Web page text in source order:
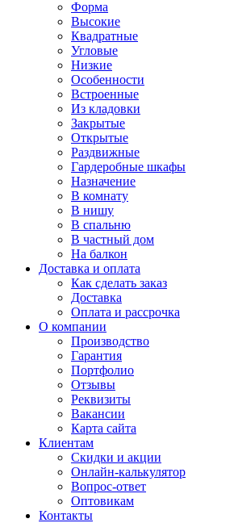
Форма
Высокие
Квадратные
Угловые
Низкие
Особенности
Встроенные
Из кладовки
Закрытые
Открытые
Раздвижные
Гардеробные шкафы
Назначение
В комнату
В нишу
В спальню
В частный дом
На балкон
Доставка и оплата
Как сделать заказ
Доставка
Оплата и рассрочка
О компании
Производство
Гарантия
Портфолио
Отзывы
Реквизиты
Вакансии
Карта сайта
Клиентам
Скидки и акции
Онлайн-калькулятор
Вопрос-ответ
Оптовикам
Контакты